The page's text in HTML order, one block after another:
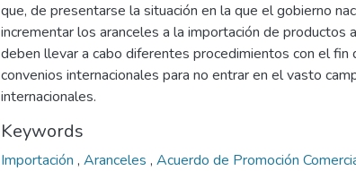
que, de presentarse la situación en la que el gobierno
incrementar los aranceles a la importación de productos
deben llevar a cabo diferentes procedimientos con el
convenios internacionales para no entrar en el vasto
internacionales.
Keywords
Importación , Aranceles , Acuerdo de Promoción